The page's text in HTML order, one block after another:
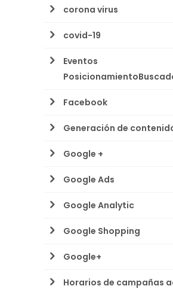
corona virus
covid-19
Eventos
Facebook
Generación de
Google +
Google Ads
Google Analytic
Google Shopping
Google+
Horarios de campañas